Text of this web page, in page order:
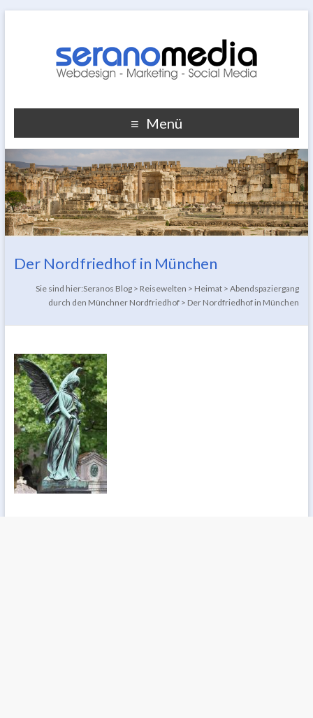
Menü
Der Nordfriedhof in München
Sie sind hier:Seranos Blog > Reisewelten > Heimat >Abendspaziergang
durch den Münchner Nordfriedhof > Der Nordfriedhof in München